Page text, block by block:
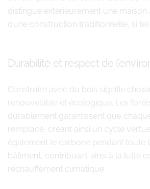
distingue extérieurement une maison
d’une construction traditionnelle, si
Durabilité et respect de
Construire avec du bois signifie
renouvelable et écologique. Les
durablement garantissent que
remplacé, créant ainsi un cycle
également le carbone pendant toute
bâtiment, contribuant ainsi à la lutte
réchauffement climatique.